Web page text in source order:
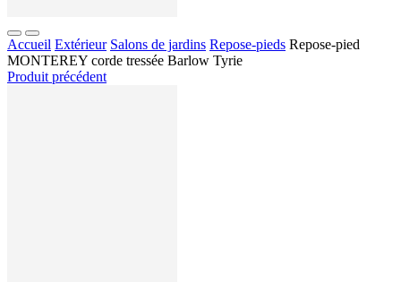
Accueil Extérieur Salons de jardins Repose-pieds Repose-pied
MONTEREY corde tressée Barlow Tyrie
Produit précédent